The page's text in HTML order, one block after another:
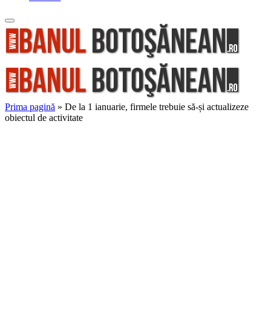
Prima pagină » De la 1 ianuarie, firmele trebuie să-și actualizeze
obiectul de activitate